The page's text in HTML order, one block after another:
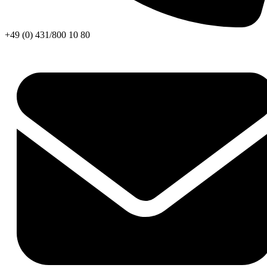
+49 (0) 431/800 10 80